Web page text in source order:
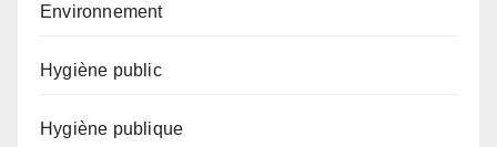
Environnement
Hygiène public
Hygiène publique